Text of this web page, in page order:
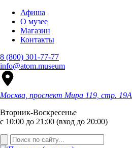
Афиша
О музее
Магазин
Контакты
8 (800) 301-77-77
info@atom.museum
Москва, проспект Мира 119, стр. 19А
Вторник-Воскресенье
с 10:00 до 21:00 (вход до 20:00)